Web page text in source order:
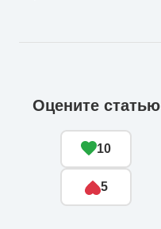
Оцените статью
10
5